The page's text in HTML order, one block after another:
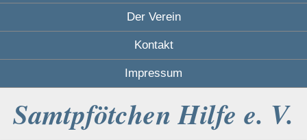
Der Verein
Kontakt
Impressum
Samtpfötchen Hilfe e. V.